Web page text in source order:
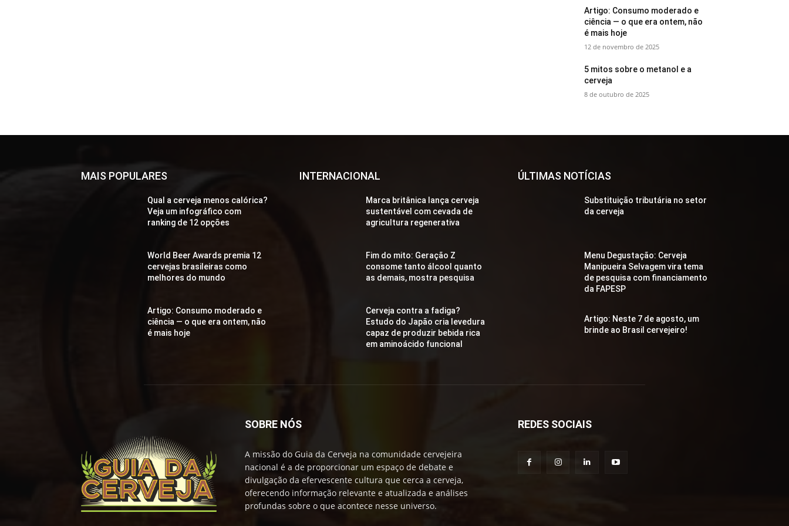
Artigo: Consumo moderado e
ciência — o que era ontem, não
é mais hoje
12 de novembro de 2025
5 mitos sobre o metanol e a
cerveja
8 de outubro de 2025
MAIS POPULARES
Qual a cerveja menos calórica?
Veja um infográfico com
ranking de 12 opções
World Beer Awards premia 12
cervejas brasileiras como
melhores do mundo
Artigo: Consumo moderado e
ciência — o que era ontem, não
é mais hoje
INTERNACIONAL
Marca britânica lança cerveja
sustentável com cevada de
agricultura regenerativa
Fim do mito: Geração Z
consome tanto álcool quanto
as demais, mostra pesquisa
Cerveja contra a fadiga?
Estudo do Japão cria levedura
capaz de produzir bebida rica
em aminoácido funcional
ÚLTIMAS NOTÍCIAS
Substituição tributária no setor
da cerveja
Menu Degustação: Cerveja
Manipueira Selvagem vira tema
de pesquisa com financiamento
da FAPESP
Artigo: Neste 7 de agosto, um
brinde ao Brasil cervejeiro!
SOBRE NÓS
A missão do Guia da Cerveja na comunidade cervejeira
nacional é a de proporcionar um espaço de debate e
divulgação da efervescente cultura que cerca a cerveja,
oferecendo informação relevante e atualizada e análises
profundas sobre o que acontece nesse universo.
REDES SOCIAIS